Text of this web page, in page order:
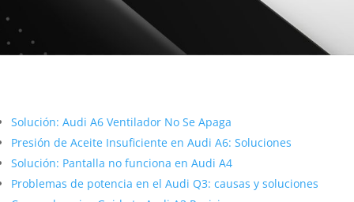
Solución: Audi A6 Ventilador No Se Apaga
Presión de Aceite Insuficiente en Audi A6: Soluciones
Solución: Pantalla no funciona en Audi A4
Problemas de potencia en el Audi Q3: causas y soluciones